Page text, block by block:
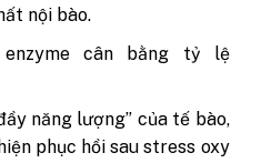
nội bào.
enzyme cân bằng tỷ lệ
năng lượng” của tế bào,
phục hồi sau stress oxy